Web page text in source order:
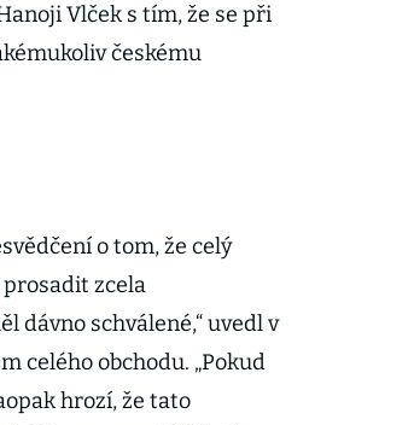
Vlček s tím, že se při
českému
o tom, že celý
prosadit zcela
dávno schválené,“ uvedl v
celého obchodu. „Pokud
hrozí, že tato